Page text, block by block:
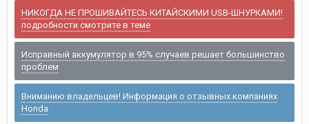
НИКОГДА НЕ ПРОШИВАЙТЕСЬ КИТАЙСКИМИ USB-ШНУРКАМИ!
подробности смотрите в теме
Исправный аккумулятор в 95% случаев решает большинство
проблем
Вниманию владельцев! Информация о отзывных компаниях
Honda